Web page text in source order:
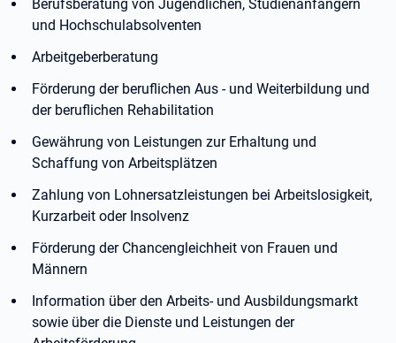
Berufsberatung von Jugendlichen, Studienanfängern
und Hochschulabsolventen
Arbeitgeberberatung
Förderung der beruflichen Aus - und Weiterbildung und
der beruflichen Rehabilitation
Gewährung von Leistungen zur Erhaltung und
Schaffung von Arbeitsplätzen
Zahlung von Lohnersatzleistungen bei Arbeitslosigkeit,
Kurzarbeit oder Insolvenz
Förderung der Chancengleichheit von Frauen und
Männern
Information über den Arbeits- und Ausbildungsmarkt
sowie über die Dienste und Leistungen der